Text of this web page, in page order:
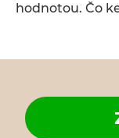
hodnotou. Čo